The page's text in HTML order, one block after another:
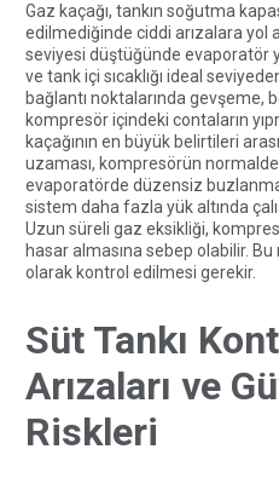
Gaz kaçağı, tankın soğutma
edilmediğinde ciddi arızalara yol
seviyesi düştüğünde evaporatör
ve tank içi sıcaklığı ideal
bağlantı noktalarında gevşeme,
kompresör içindeki contaların
kaçağının en büyük belirtileri
uzaması, kompresörün
evaporatörde düzensiz
sistem daha fazla yük altında
Uzun süreli gaz eksikliği,
hasar almasına sebep olabilir. Bu
olarak kontrol edilmesi gerekir.
Süt Tankı
Arızaları ve
Riskleri